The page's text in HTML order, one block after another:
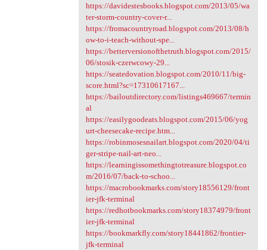
https://davidestesbooks.blogspot.com/2013/05/wa
ter-storm-country-cover-r...
https://fromacountryroad.blogspot.com/2013/08/h
ow-to-i-teach-without-spe...
https://betterversionofthetruth.blogspot.com/2015/
06/stosik-czerwcowy-29...
https://seatedovation.blogspot.com/2010/11/big-
score.html?sc=17310617167...
https://bailoutdirectory.com/listings469667/termin
al
https://easilygoodeats.blogspot.com/2015/06/yog
urt-cheesecake-recipe.htm...
https://robinmosesnailart.blogspot.com/2020/04/ti
ger-stripe-nail-art-neo...
https://learningissomethingtotreasure.blogspot.co
m/2016/07/back-to-schoo...
https://macrobookmarks.com/story18556129/front
ier-jfk-terminal
https://redhotbookmarks.com/story18374979/front
ier-jfk-terminal
https://bookmarkfly.com/story18441862/frontier-
jfk-terminal